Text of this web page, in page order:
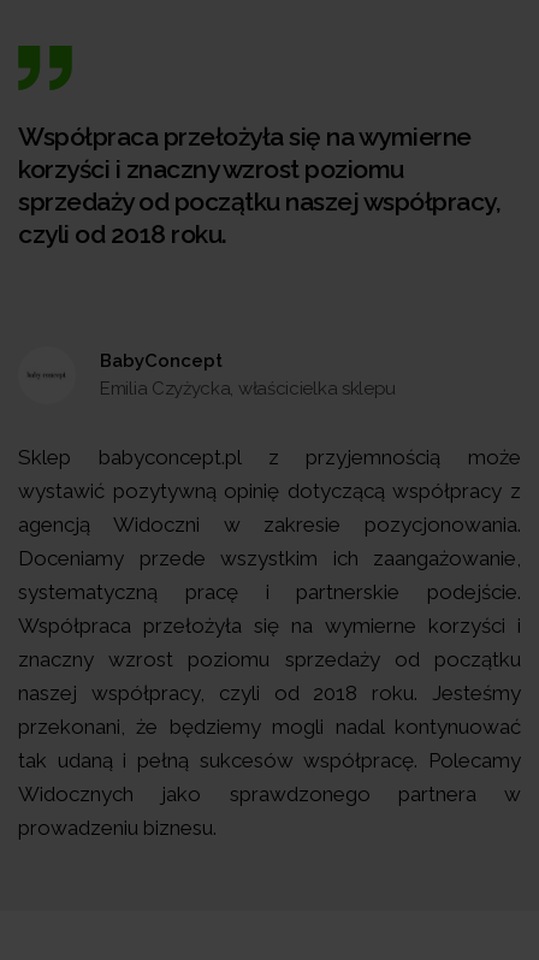
Współpraca przełożyła się na wymierne
korzyści i znaczny wzrost poziomu
sprzedaży od początku naszej współpracy,
czyli od 2018 roku.
BabyConcept
Emilia Czyżycka, właścicielka sklepu
Sklep babyconcept.pl z przyjemnością może
wystawić pozytywną opinię dotyczącą współpracy z
agencją Widoczni w zakresie pozycjonowania.
Doceniamy przede wszystkim ich zaangażowanie,
systematyczną pracę i partnerskie podejście.
Współpraca przełożyła się na wymierne korzyści i
znaczny wzrost poziomu sprzedaży od początku
naszej współpracy, czyli od 2018 roku. Jesteśmy
przekonani, że będziemy mogli nadal kontynuować
tak udaną i pełną sukcesów współpracę. Polecamy
Widocznych jako sprawdzonego partnera w
prowadzeniu biznesu.